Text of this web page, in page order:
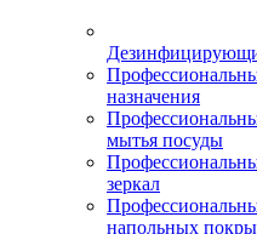
назначения
мытья посуды
зеркал
напольных